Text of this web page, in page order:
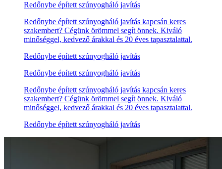
Redőnybe épített szúnyogháló javítás
Redőnybe épített szúnyogháló javítás kapcsán keres
szakembert? Cégünk örömmel segít önnek. Kiváló
minőséggel, kedvező árakkal és 20 éves tapasztalattal.
Redőnybe épített szúnyogháló javítás
Redőnybe épített szúnyogháló javítás
Redőnybe épített szúnyogháló javítás kapcsán keres
szakembert? Cégünk örömmel segít önnek. Kiváló
minőséggel, kedvező árakkal és 20 éves tapasztalattal.
Redőnybe épített szúnyogháló javítás